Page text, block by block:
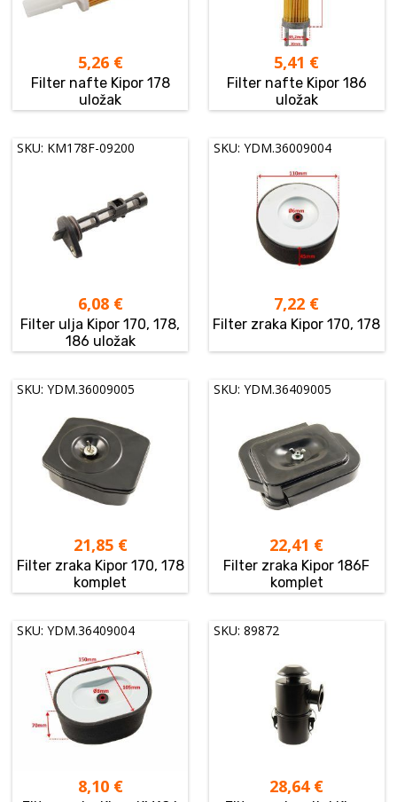
5,26 €
Filter nafte Kipor 178
uložak
5,41 €
Filter nafte Kipor 186
uložak
SKU: KM178F-09200
6,08 €
Filter ulja Kipor 170, 178,
186 uložak
SKU: YDM.36009004
7,22 €
Filter zraka Kipor 170, 178
SKU: YDM.36009005
21,85 €
Filter zraka Kipor 170, 178
komplet
SKU: YDM.36409005
22,41 €
Filter zraka Kipor 186F
komplet
SKU: YDM.36409004
8,10 €
SKU: 89872
28,64 €